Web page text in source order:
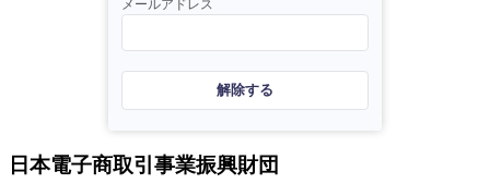
メールアドレス
解除する
日本電子商取引事業振興財団